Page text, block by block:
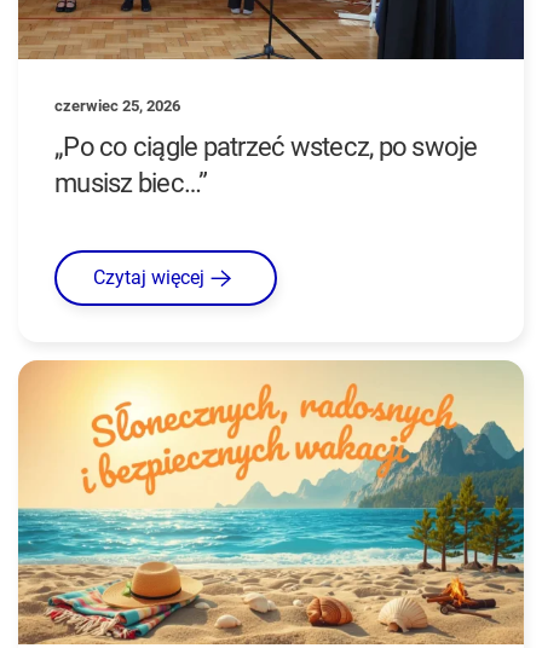
czerwiec 25, 2026
„Po co ciągle patrzeć wstecz, po swoje
musisz biec…”
Czytaj więcej